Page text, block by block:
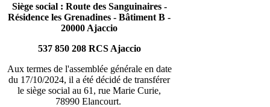
Siège social : Route des Sanguinaires -
Résidence les Grenadines - Bâtiment B -
20000 Ajaccio
537 850 208 RCS Ajaccio
Aux termes de l'assemblée générale en date
du 17/10/2024, il a été décidé de transférer
le siège social au 61, rue Marie Curie,
78990 Elancourt.